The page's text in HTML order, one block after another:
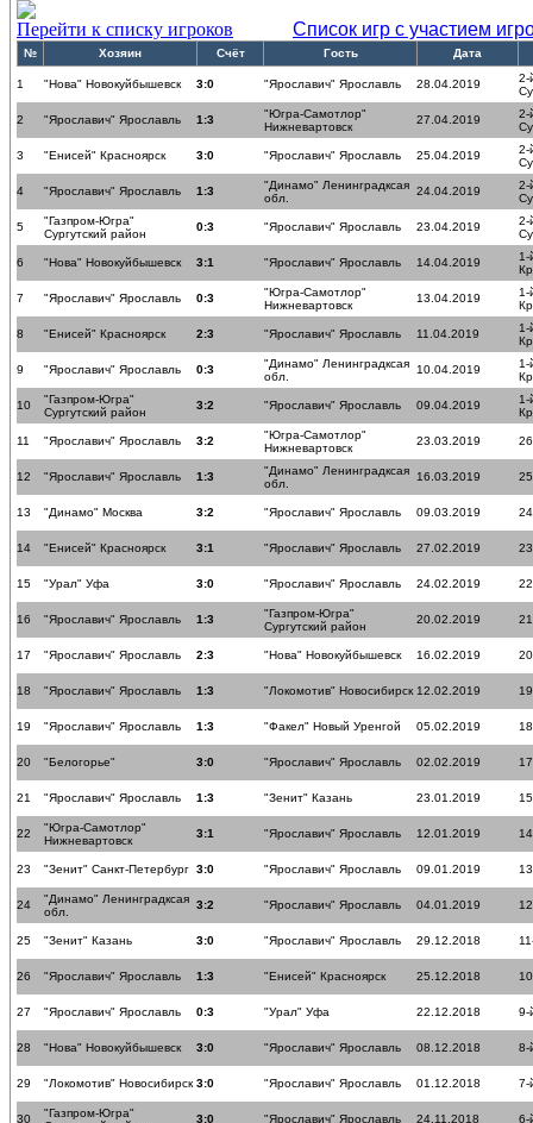
Перейти к списку игроков
Список игр с участием
№ Хозяин Счёт Гость Дата
1 "Нова" Новокуйбышевск 3:0 "Ярославич" Ярославль 28.04.2019
2-
2 "Ярославич" Ярославль 1:3
"Югра-Самотлор"
Нижневартовск
27.04.2019
2-
3 "Енисей" Красноярск 3:0 "Ярославич" Ярославль 25.04.2019
2-
4 "Ярославич" Ярославль 1:3
"Динамо" Ленинградксая
обл.
24.04.2019
2-
5
"Газпром-Югра"
Сургутский район
0:3 "Ярославич" Ярославль 23.04.2019
2-
6 "Нова" Новокуйбышевск 3:1 "Ярославич" Ярославль 14.04.2019
1-
7 "Ярославич" Ярославль 0:3
"Югра-Самотлор"
Нижневартовск
13.04.2019
1-
8 "Енисей" Красноярск 2:3 "Ярославич" Ярославль 11.04.2019
1-
9 "Ярославич" Ярославль 0:3
"Динамо" Ленинградксая
обл.
10.04.2019
1-
10
"Газпром-Югра"
Сургутский район
3:2 "Ярославич" Ярославль 09.04.2019
1-
11 "Ярославич" Ярославль 3:2
"Югра-Самотлор"
Нижневартовск
23.03.2019
12 "Ярославич" Ярославль 1:3
"Динамо" Ленинградксая
обл.
16.03.2019
13 "Динамо" Москва 3:2 "Ярославич" Ярославль 09.03.2019
14 "Енисей" Красноярск 3:1 "Ярославич" Ярославль 27.02.2019
15 "Урал" Уфа 3:0 "Ярославич" Ярославль 24.02.2019
16 "Ярославич" Ярославль 1:3
"Газпром-Югра"
Сургутский район
20.02.2019
17 "Ярославич" Ярославль 2:3 "Нова" Новокуйбышевск 16.02.2019
18 "Ярославич" Ярославль 1:3 "Локомотив" Новосибирск 12.02.2019
19 "Ярославич" Ярославль 1:3 "Факел" Новый Уренгой 05.02.2019
20 "Белогорье" 3:0 "Ярославич" Ярославль 02.02.2019
21 "Ярославич" Ярославль 1:3 "Зенит" Казань 23.01.2019
22
"Югра-Самотлор"
Нижневартовск
3:1 "Ярославич" Ярославль 12.01.2019
23 "Зенит" Санкт-Петербург 3:0 "Ярославич" Ярославль 09.01.2019
24
"Динамо" Ленинградксая
обл.
3:2 "Ярославич" Ярославль 04.01.2019
25 "Зенит" Казань 3:0 "Ярославич" Ярославль 29.12.2018
26 "Ярославич" Ярославль 1:3 "Енисей" Красноярск 25.12.2018
27 "Ярославич" Ярославль 0:3 "Урал" Уфа 22.12.2018 9-
28 "Нова" Новокуйбышевск 3:0 "Ярославич" Ярославль 08.12.2018 8-
29 "Локомотив" Новосибирск 3:0 "Ярославич" Ярославль 01.12.2018 7-
30
"Газпром-Югра"
3:0 "Ярославич" Ярославль 24.11.2018 6-